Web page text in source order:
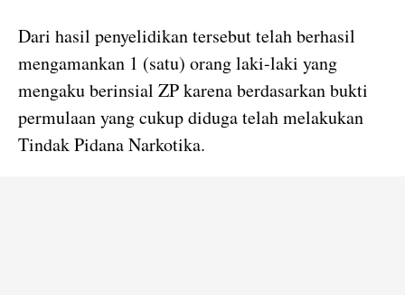
Dari hasil penyelidikan tersebut telah berhasil
mengamankan 1 (satu) orang laki-laki yang
mengaku berinsial ZP karena berdasarkan bukti
permulaan yang cukup diduga telah melakukan
Tindak Pidana Narkotika.